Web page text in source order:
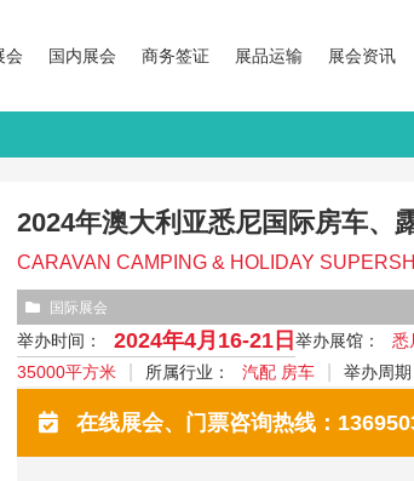
会 国内展会 商务签证 展品运输 展会资讯
2024年澳大利亚悉尼国际房车、
CARAVAN CAMPING & HOLIDAY
国际展会
举办时间： 2024年4月16-21日举办展馆： 悉
35000平方米
所属行业： 汽配 房车 举办周期
在线展会、门票咨询热线：